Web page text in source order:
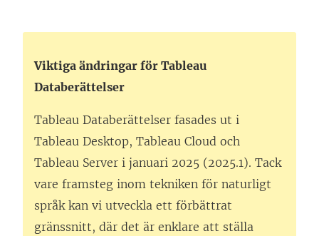
Viktiga ändringar för Tableau
Databerättelser
Tableau Databerättelser fasades ut i
Tableau Desktop, Tableau Cloud och
Tableau Server i januari 2025 (2025.1). Tack
vare framsteg inom tekniken för naturligt
språk kan vi utveckla ett förbättrat
gränssnitt, där det är enklare att ställa